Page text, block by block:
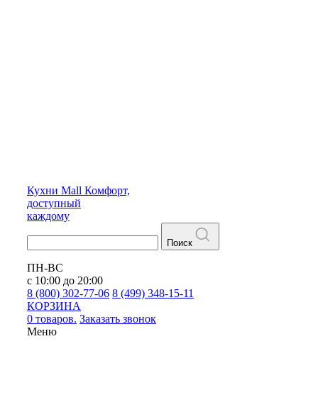
Кухни Mall Комфорт,
доступный
каждому
Поиск
ПН-ВС
с 10:00 до 20:00
8 (800) 302-77-06 8 (499) 348-15-11
КОРЗИНА
0 товаров. Заказать звонок
Меню